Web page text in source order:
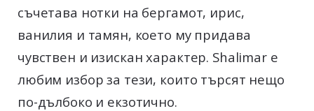
съчетава нотки на бергамот, ирис,
ванилия и тамян, което му придава
чувствен и изискан характер. Shalimar е
любим избор за тези, които търсят нещо
по-дълбоко и екзотично.